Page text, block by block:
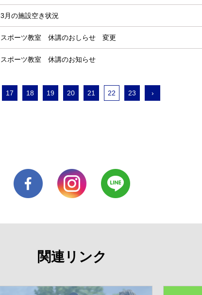
3月の施設空き状況
スポーツ教室 休講のおしらせ 変更
スポーツ教室 休講のお知らせ
17 18 19 20 21 22 23 ›
関連リンク